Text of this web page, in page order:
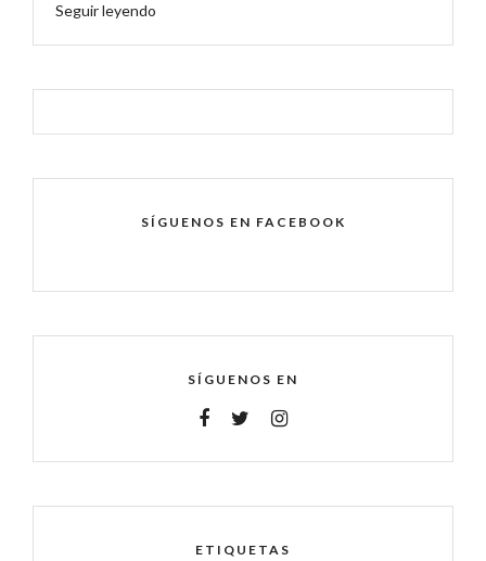
Seguir leyendo
SÍGUENOS EN FACEBOOK
SÍGUENOS EN
ETIQUETAS